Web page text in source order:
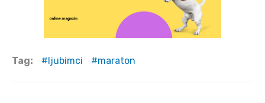
Tag: ljubimci maraton